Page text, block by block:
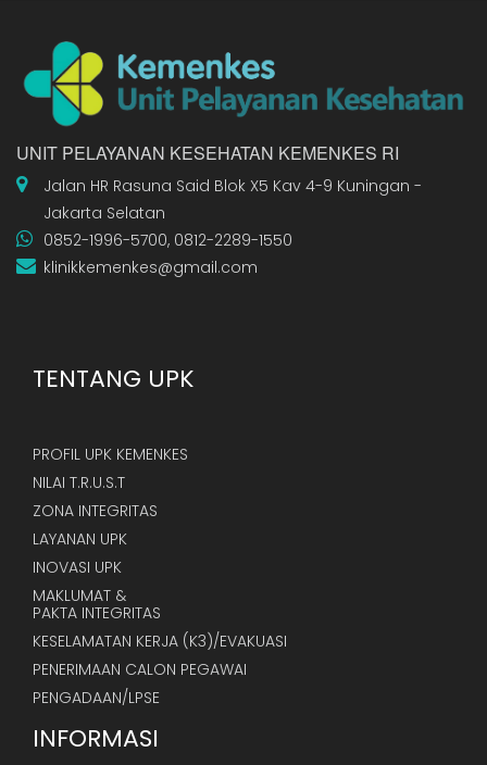
UNIT PELAYANAN KESEHATAN KEMENKES RI
Jalan HR Rasuna Said Blok X5 Kav 4-9 Kuningan -
Jakarta Selatan
0852-1996-5700, 0812-2289-1550
klinikkemenkes@gmail.com
TENTANG UPK
PROFIL UPK KEMENKES
NILAI T.R.U.S.T
ZONA INTEGRITAS
LAYANAN UPK
INOVASI UPK
MAKLUMAT &
PAKTA INTEGRITAS
KESELAMATAN KERJA (K3)/EVAKUASI
PENERIMAAN CALON PEGAWAI
PENGADAAN/LPSE
INFORMASI